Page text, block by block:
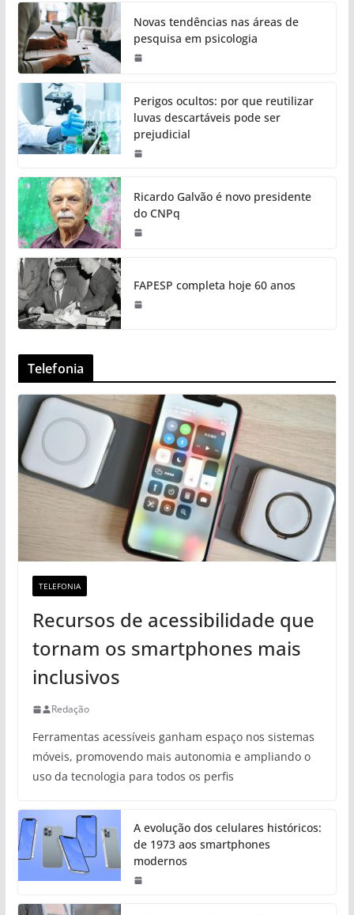
Novas tendências nas áreas de
pesquisa em psicologia
Perigos ocultos: por que reutilizar
luvas descartáveis pode ser
prejudicial
Ricardo Galvão é novo presidente
do CNPq
FAPESP completa hoje 60 anos
Telefonia
TELEFONIA
Recursos de acessibilidade que
tornam os smartphones mais
inclusivos
Redação
Ferramentas acessíveis ganham espaço nos sistemas
móveis, promovendo mais autonomia e ampliando o
uso da tecnologia para todos os perfis
A evolução dos celulares históricos:
de 1973 aos smartphones
modernos